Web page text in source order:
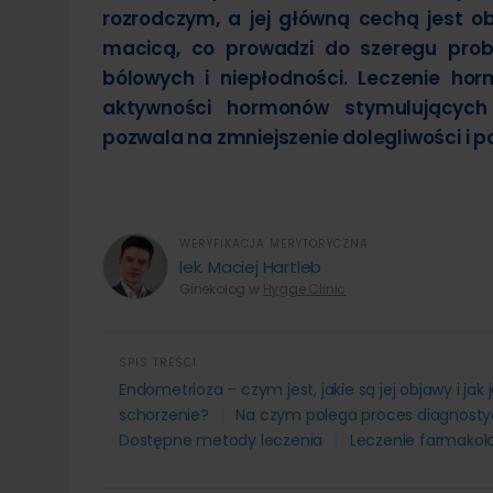
Liposukcja brzucha
Leczenie ginekomastii
Powiększanie penisa kwasem
Lipoliza
Leczenie otyłości
Endoskopowe zmniejszenie żołądka
Laparoskopowe leczenie otyłości
Resekcja żołądka laparoskopowo
Chirurgiczne leczenie otyłości
Leczenie otyłości balonem
rozrodczym, a jej główną cechą jest
macicą, co prowadzi do szeregu
bólowych i niepłodności. Leczenie
aktywności hormonów
pozwala na zmniejszenie dolegliwości i
WERYFIKACJA MERYTORYCZNA
lek. Maciej Hartleb
Ginekolog w Hygge Clinic
STRESZCZENIE ARTYKUŁU:
SPIS TREŚCI
Endometrioza – czym jest, jakie są jej objawy i jak
schorzenie?
Na czym polega proces
Dostępne metody leczenia
Leczenie